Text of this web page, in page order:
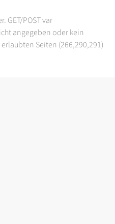
GET/POST var
angegeben oder kein
Seiten (266,290,291)